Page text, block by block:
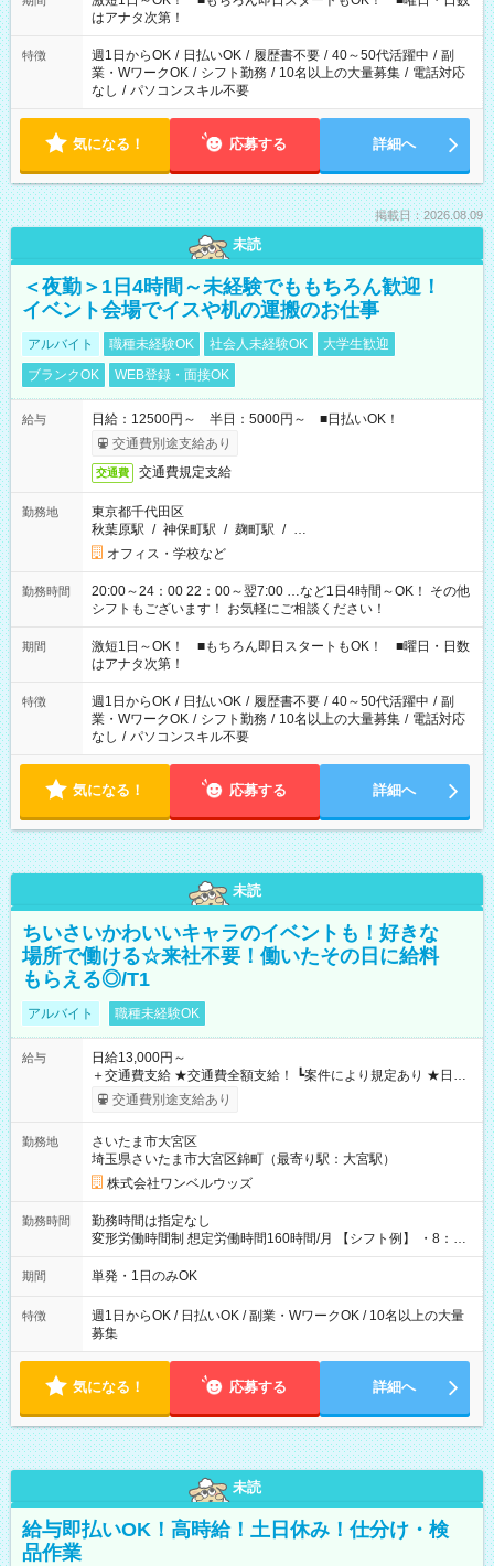
はアナタ次第！
特徴 週1日からOK / 日払いOK / 履歴書不要 / 40～50代活躍中 / 副
業・WワークOK / シフト勤務 / 10名以上の大量募集 / 電話対応
なし / パソコンスキル不要
気になる！ 応募する 詳細へ
掲載日：2026.08.09
未読
＜夜勤＞1日4時間～未経験でももちろん歓迎！
イベント会場でイスや机の運搬のお仕事
アルバイト 職種未経験OK 社会人未経験OK
大学生歓迎
ブランクOK
WEB登録・面接OK
給与
日給：12500円～ 半日：5000円～ ■日払いOK！
交通費別途支給あり
交通費 交通費規定支給
勤務地
東京都千代田区
秋葉原駅 / 神保町駅 / 麹町駅 / …
オフィス・学校など
勤務時間
20:00～24：00 22：00～翌7:00 …など1日4時間～OK！ その他
シフトもございます！ お気軽にご相談ください！
期間
激短1日～OK！ ■もちろん即日スタートもOK！ ■曜日・日数
はアナタ次第！
特徴 週1日からOK / 日払いOK / 履歴書不要 / 40～50代活躍中 / 副
業・WワークOK / シフト勤務 / 10名以上の大量募集 / 電話対応
なし / パソコンスキル不要
気になる！ 応募する 詳細へ
未読
ちいさいかわいいキャラのイベントも！好きな
場所で働ける☆来社不要！働いたその日に給料
もらえる◎/T1
アルバイト 職種未経験OK
給与
日給13,000円～
＋交通費支給 ★交通費全額支給！ ┗案件により規定あり ★日払
いOK！（規定あり） ┗働いたその日に現金GET♪ お仕事後はコ
ンビニATMから 日払い分を引き落とせます！ 【試用期間】試
交通費別途支給あり
勤務地
さいたま市大宮区
埼玉県さいたま市大宮区錦町（最寄り駅：大宮駅）
株式会社ワンベルウッズ
勤務時間
勤務時間は指定なし
変形労働時間制 想定労働時間160時間/月 【シフト例】 ・8：00
～21：00
期間 単発・1日のみOK
特徴
週1日からOK / 日払いOK / 副業・WワークOK / 10名以上の大量
募集
気になる！ 応募する 詳細へ
未読
給与即払いOK！高時給！土日休み！仕分け・検
品作業